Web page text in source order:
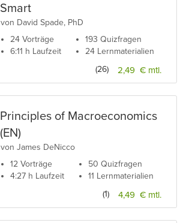
Smart
von David Spade, PhD
24 Vorträge
6:11 h Laufzeit
193 Quizfragen
24 Lernmaterialien
2,49 € mtl.
(26)
Principles of Macroeconomics
(EN)
von James DeNicco
12 Vorträge
4:27 h Laufzeit
50 Quizfragen
11 Lernmaterialien
4,49 € mtl.
(1)